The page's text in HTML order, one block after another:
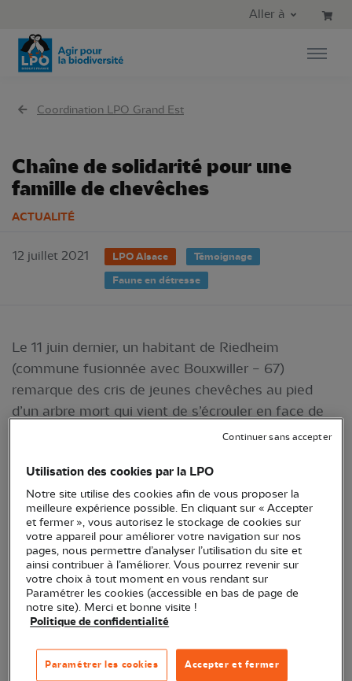
Aller au menu principal
Aller à
Coordination LPO Grand Est
Chaîne de solidarité pour une
famille de chevêches
ACTUALITÉ
12 juillet 2021 LPO Alsace
Témoignage
Faune en détresse
Le 11 juin dernier, un habitant de Riedheim
(commune fusionnée avec Bouxwiller – 67)
remarque des cris de jeunes chevêches au pied
d’un arbre mort qui vient de s’écrouler en face de
sa maison, sur la propriété de ses voisins. Il note
autour de l’arbre au sol. C'est ainsi que débute une
belle histoire pour venir en aide à cette famille de
chouettes...
Utilisation des cookies par la LPO
Notre site utilise des cookies afin de vous proposer la
meilleure expérience possible. En cliquant sur « Accepter
et fermer », vous autorisez le stockage de cookies sur
votre appareil pour améliorer votre navigation sur nos
pages, nous permettre d’analyser l’utilisation du site et
ainsi contribuer à l’améliorer. Vous pourrez revenir sur
votre choix à tout moment en vous rendant sur
Paramétrer les cookies (accessible en bas de page de
notre site). Merci et bonne visite !
Politique de confidentialité
Accepter et fermer
Paramétrer les cookies
Continuer sans accepter